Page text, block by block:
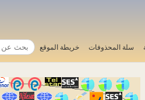
سلة المحذوفات خريطة الموقع